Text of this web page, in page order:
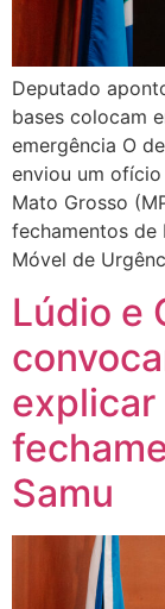
Deputado
bases colocam
emergência O
enviou um
Mato Grosso
fechamentos de
Móvel de
Lúdio e
explicar
Samu